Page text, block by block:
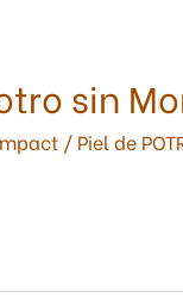
sin
/ Piel de